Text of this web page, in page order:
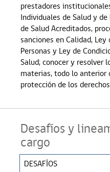
prestadores
Individuales de Salud y
de Salud Acreditados,
sanciones en Calidad,
Personas y Ley de
Salud; conocer y resolver
materias, todo lo anterior
protección de los
Desafíos y
cargo
DESAFÍOS